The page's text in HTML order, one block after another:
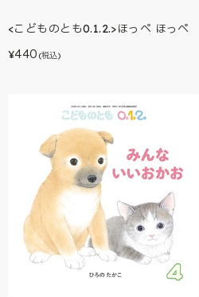
<こどものとも0.1.2.>ほっぺ ほっぺ
¥440 (税込)